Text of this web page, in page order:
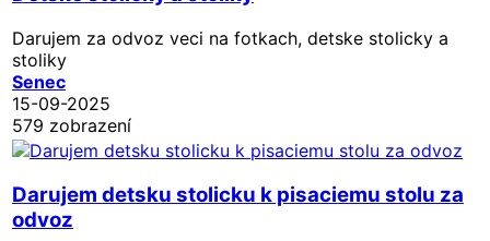
Darujem za odvoz veci na fotkach, detske stolicky a
stoliky
Senec
15-09-2025
579 zobrazení
Darujem detsku stolicku k pisaciemu stolu za
odvoz